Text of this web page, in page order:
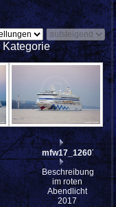
mfw17_126073
Beschreibung:
im roten
Abendlicht
2017